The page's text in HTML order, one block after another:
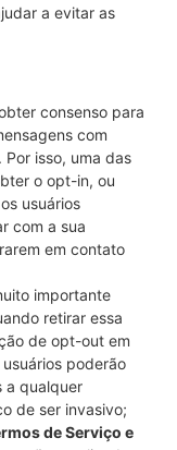
a evitar as
consenso para
com
isso, uma das
o opt-in, ou
usuários
com a sua
em contato
importante
retirar essa
de opt-out em
poderão
a qualquer
de ser invasivo;
de Serviço e